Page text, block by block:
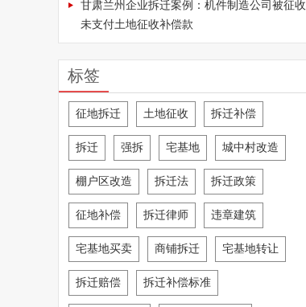
甘肃兰州企业拆迁案例：机件制造公司被征收
未支付土地征收补偿款
标签
征地拆迁 土地征收 拆迁补偿
拆迁 强拆 宅基地 城中村改造
棚户区改造 拆迁法 拆迁政策
征地补偿 拆迁律师 违章建筑
宅基地买卖 商铺拆迁 宅基地转让
拆迁赔偿 拆迁补偿标准